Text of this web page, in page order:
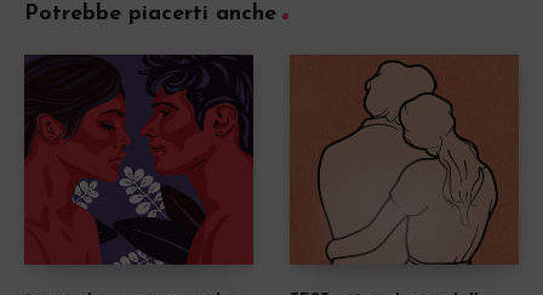
Potrebbe piacerti anche